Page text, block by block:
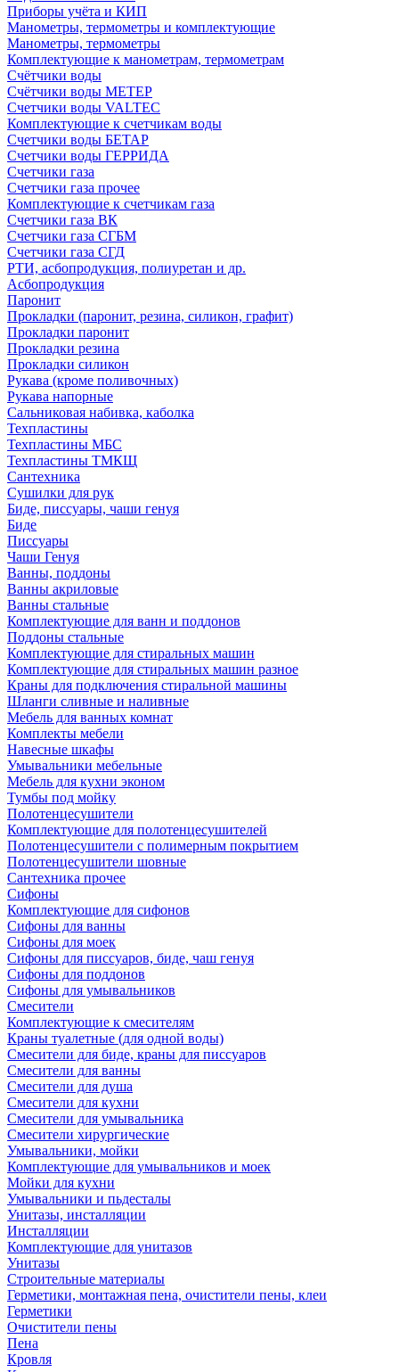
Приборы учёта и КИП
Манометры, термометры и комплектующие
Манометры, термометры
Комплектующие к манометрам, термометрам
Счётчики воды
Счётчики воды МЕТЕР
Счетчики воды VALTEC
Комплектующие к счетчикам воды
Счетчики воды БЕТАР
Счетчики воды ГЕРРИДА
Счетчики газа
Счетчики газа прочее
Комплектующие к счетчикам газа
Счетчики газа ВК
Счетчики газа СГБМ
Счетчики газа СГД
РТИ, асбопродукция, полиуретан и др.
Асбопродукция
Паронит
Прокладки (паронит, резина, силикон, графит)
Прокладки паронит
Прокладки резина
Прокладки силикон
Рукава (кроме поливочных)
Рукава напорные
Сальниковая набивка, каболка
Техпластины
Техпластины МБС
Техпластины ТМКЩ
Сантехника
Сушилки для рук
Биде, писсуары, чаши генуя
Биде
Писсуары
Чаши Генуя
Ванны, поддоны
Ванны акриловые
Ванны стальные
Комплектующие для ванн и поддонов
Поддоны стальные
Комплектующие для стиральных машин
Комплектующие для стиральных машин разное
Краны для подключения стиральной машины
Шланги сливные и наливные
Мебель для ванных комнат
Комплекты мебели
Навесные шкафы
Умывальники мебельные
Мебель для кухни эконом
Тумбы под мойку
Полотенцесушители
Комплектующие для полотенцесушителей
Полотенцесушители с полимерным покрытием
Полотенцесушители шовные
Сантехника прочее
Сифоны
Комплектующие для сифонов
Сифоны для ванны
Сифоны для моек
Сифоны для писсуаров, биде, чаш генуя
Сифоны для поддонов
Сифоны для умывальников
Смесители
Комплектующие к смесителям
Краны туалетные (для одной воды)
Смесители для биде, краны для писсуаров
Смесители для ванны
Смесители для душа
Смесители для кухни
Смесители для умывальника
Смесители хирургические
Умывальники, мойки
Комплектующие для умывальников и моек
Мойки для кухни
Умывальники и пьдесталы
Унитазы, инсталляции
Инсталляции
Комплектующие для унитазов
Унитазы
Строительные материалы
Герметики, монтажная пена, очистители пены, клеи
Герметики
Очистители пены
Пена
Кровля